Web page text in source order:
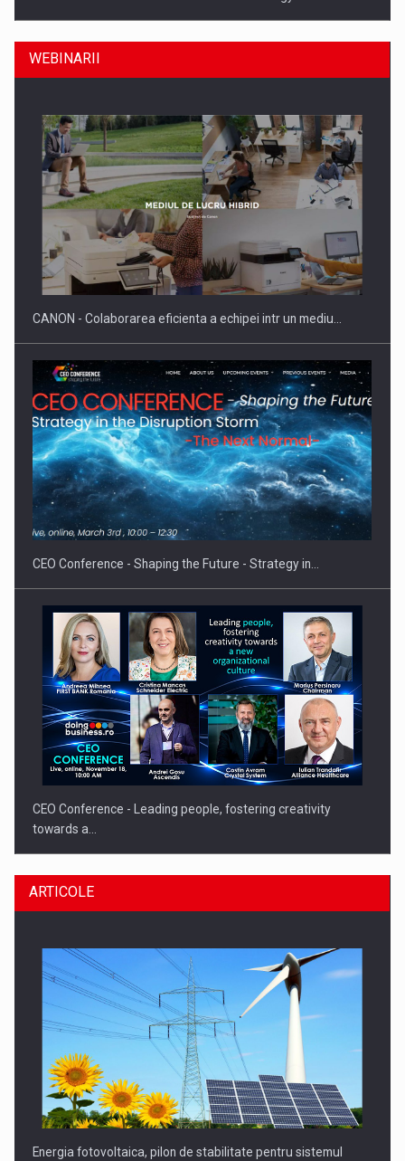
SAPTE PERSONALITATI DIN MEDIUL DE AFACERI, ACADEMIC
SI INSTITUTIONAL…
Hard Enduro Piatra Craiului 2026, fueled by benzinariile RO…
WEBINARII
CANON - Colaborarea eficienta a echipei intr un mediu…
CEO Conference - Shaping the Future - Strategy in…
CEO Conference - Leading people, fostering creativity
towards a…
CEO Conference - Shaping The Future - Technology and…
ARTICOLE
Energia fotovoltaica, pilon de stabilitate pentru sistemul